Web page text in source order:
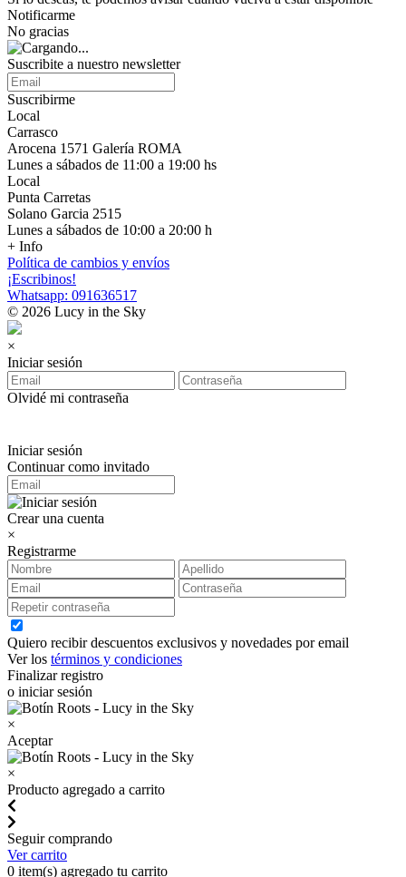
Notificarme
No gracias
Suscribite a nuestro newsletter
Suscribirme
Local
Carrasco
Arocena 1571 Galería ROMA
Lunes a sábados de 11:00 a 19:00 hs
Local
Punta Carretas
Solano Garcia 2515
Lunes a sábados de 10:00 a 20:00 h
+ Info
Política de cambios y envíos
¡Escribinos!
Whatsapp: 091636517
© 2026 Lucy in the Sky
×
Iniciar sesión
Olvidé mi contraseña
Iniciar sesión
Continuar como invitado
Crear una cuenta
×
Registrarme
Quiero recibir descuentos exclusivos y novedades por email
Ver los términos y condiciones
Finalizar registro
o iniciar sesión
×
Aceptar
×
Producto agregado a carrito
Seguir comprando
Ver carrito
0 item(s) agregado tu carrito